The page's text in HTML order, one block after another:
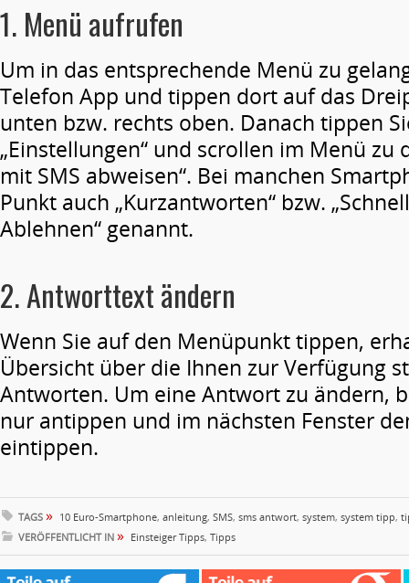
1. Menü aufrufen
Um in das entsprechende Menü zu
Telefon App und tippen dort auf das
unten bzw. rechts oben. Danach tippen
„Einstellungen“ und scrollen im Menü zu
mit SMS abweisen“. Bei manchen
Punkt auch „Kurzantworten“ bzw.
Ablehnen“ genannt.
2. Antworttext ändern
Wenn Sie auf den Menüpunkt tippen,
Übersicht über die Ihnen zur Verfügung
Antworten. Um eine Antwort zu ändern,
nur antippen und im nächsten Fenster
eintippen.
TAGS » 10 Euro-Smartphone, anleitung, SMS, sms antwort, system, system tipp,
VERÖFFENTLICHT IN » Einsteiger Tipps, Tipps